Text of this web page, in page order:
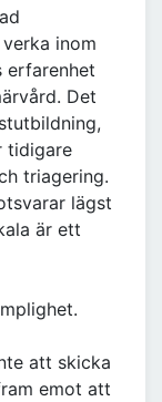
inom
erfarenhet
Det
tidigare
triagering.
lägst
är ett
att skicka
emot att